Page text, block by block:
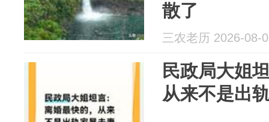
散了
三农老历 2026-08-
民政局大姐
从来不是出